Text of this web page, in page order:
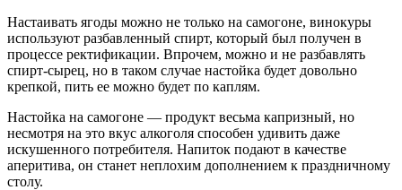
Настаивать ягоды можно не только на самогоне, винокуры
используют разбавленный спирт, который был получен в
процессе ректификации. Впрочем, можно и не разбавлять
спирт-сырец, но в таком случае настойка будет довольно
крепкой, пить ее можно будет по каплям.
Настойка на самогоне — продукт весьма капризный, но
несмотря на это вкус алкоголя способен удивить даже
искушенного потребителя. Напиток подают в качестве
аперитива, он станет неплохим дополнением к праздничному
столу.